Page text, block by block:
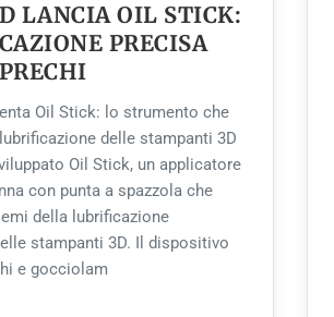
LANCIA OIL STICK:
PRECISA
Oil Stick: lo strumento che
delle stampanti 3D
Oil Stick, un applicatore
con punta a spazzola che
della lubrificazione
stampanti 3D. Il dispositivo
e gocciolam